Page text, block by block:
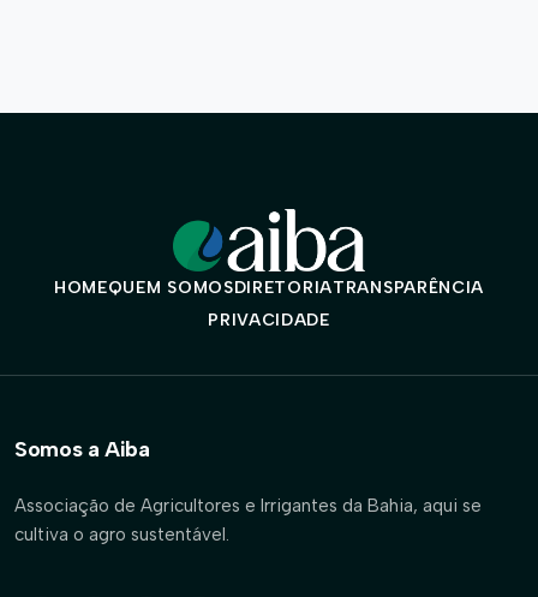
HOMEQUEM SOMOSDIRETORIATRANSPARÊNCIA
PRIVACIDADE
Somos a Aiba
Associação de Agricultores e Irrigantes da Bahia, aqui se
cultiva o agro sustentável.